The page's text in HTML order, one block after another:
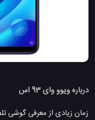
درباره ویوو وای 93 اس